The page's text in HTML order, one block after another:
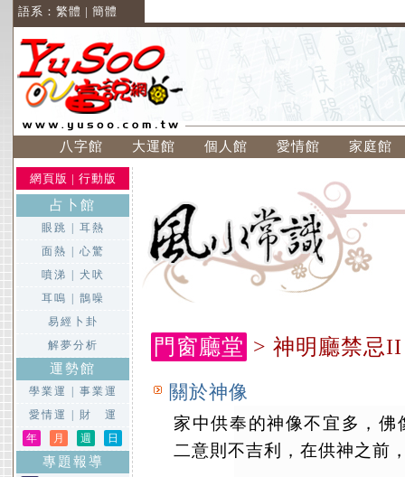
語系： 繁體 | 簡體
八字館 大運館 個人館 愛情館 家庭館
網頁版 | 行動版
占卜館
眼跳
耳熱
面熱
心驚
噴涕
犬吠
耳嗚
鵲噪
易經卜卦
解夢分析
運勢館
學業運
事業運
愛情運
財 運
年
月 週 日
專題報導
門窗廳堂 > 神明廳禁忌II
關於神像
家中供奉的神像不宜多，
二意則不吉利，在供神之前